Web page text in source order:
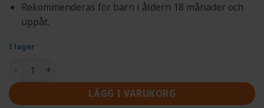
Rekommenderas för barn i åldern 18 månader och
uppåt.
I lager
Stapeltorn i trä mängd
LÄGG I VARUKORG